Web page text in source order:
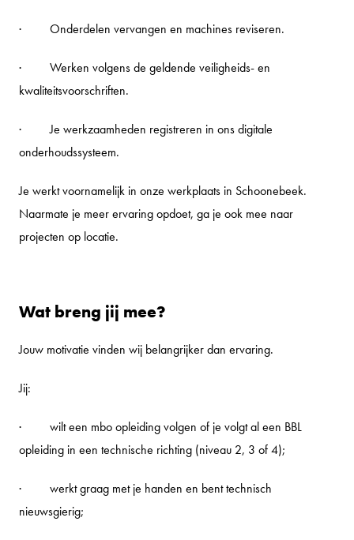
· Onderdelen vervangen en machines reviseren.
· Werken volgens de geldende veiligheids- en
kwaliteitsvoorschriften.
· Je werkzaamheden registreren in ons digitale
onderhoudssysteem.
Je werkt voornamelijk in onze werkplaats in Schoonebeek.
Naarmate je meer ervaring opdoet, ga je ook mee naar
projecten op locatie.
Wat breng jij mee?
Jouw motivatie vinden wij belangrijker dan ervaring.
Jij:
· wilt een mbo opleiding volgen of je volgt al een BBL
opleiding in een technische richting (niveau 2, 3 of 4);
· werkt graag met je handen en bent technisch
nieuwsgierig;